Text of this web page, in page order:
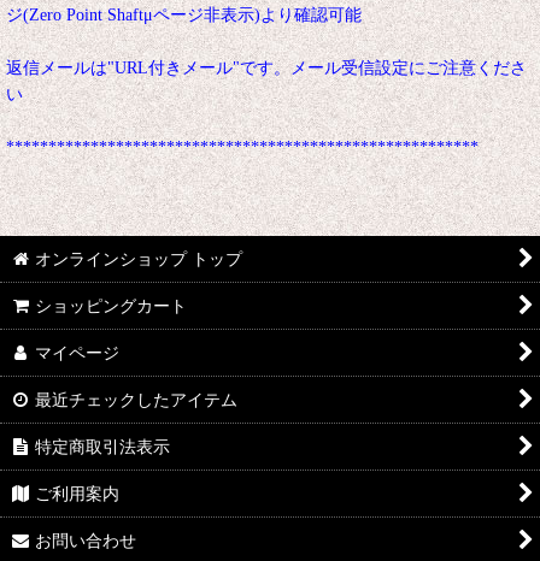
ジ(Zero Point Shaftμページ非表示)より確認可能
返信メールは"URL付きメール"です。メール受信設定にご注意くださ
い
********************************************************
オンラインショップ トップ
ショッピングカート
マイページ
最近チェックしたアイテム
特定商取引法表示
ご利用案内
お問い合わせ